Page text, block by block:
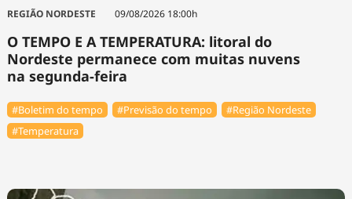
Cinema
Infraestrutura
REGIÃO NORDESTE 09/08/2026 18:00h
O TEMPO E A TEMPERATURA: litoral do
Nordeste permanece com muitas nuvens
na segunda-feira
#Boletim do tempo #Previsão do tempo
#Região Nordeste
#Temperatura